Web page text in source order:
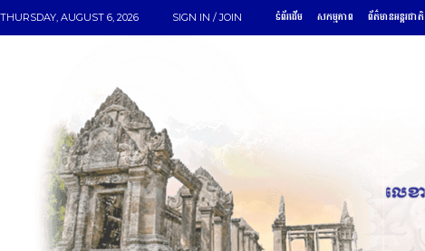
THURSDAY, AUGUST 6, 2026 SIGN IN / JOIN ទំព័រដើម សកម្មភាព ព័ត៌មានអន្តរជាតិ